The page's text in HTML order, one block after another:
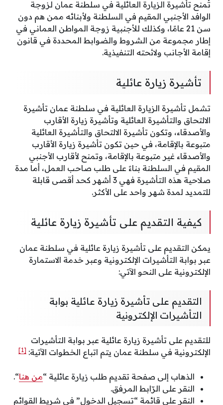
تُمنح تأشيرة الزيارة العائلية في سلطنة عمان لزوجة
الوافد الأجنبي المقيم في السلطنة ولأبنائه ممن هم دون
سن 21 عامًا، وكذلك للأجنبية زوجة المواطن العماني في
إطار مجموعة من الشروط والضوابط المحددة في قانون
إقامة الأجانب ولائحته التنفيذية.
تأشيرة زيارة عائلية
تشمل تأشيرة الزيارة العائلية في سلطنة عمان تأشيرة
الالتحاق والتأشيرة العائلية وتأشيرة زيارة الأقارب
والأصدقاء، وتكون تأشيرة الالتحاق والتأشيرة العائلية
متبوعة بالإقامة، في حين تكون تأشيرة زيارة الأقارب
والأصدقاء غير متبوعة بالإقامة، وتمنح لأقارب الأجنبي
المقيم في السلطنة بناءً على طلب صاحب العمل، أما مدة
صلاحية هذه التأشيرة فهي 3 أشهر كحد أقصى قابلة
للتمديد لمدة شهر واحد على الأكثر.
كيفية التقديم على تأشيرة زيارة عائلية
يمكن التقديم على تأشيرة زيارة عائلية في سلطنة عمان
عبر بوابة التأشيرات الإلكترونية وعبر خدمة الاستمارة
الإلكترونية على النحو الآتي:
التقديم على تأشيرة زيارة عائلية بوابة
التأشيرات الإلكترونية
للتقديم على تأشيرة زيارة عائلية عبر بوابة التأشيرات
الإلكترونية في سلطنة عمان يتم اتباع الخطوات الآتية: [1]
الذهاب إلى صفحة تقديم طلب زيارة عائلية “من هنا“.
النقر على الرّابط المرفق.
النقر على قائمة “تسجيل الدخول” في شريط القوائم